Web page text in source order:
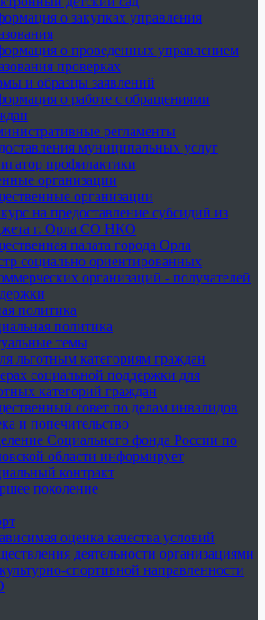
о закупках управления
о проведенных управлением
проверках
и образцы заявлений
о работе с обращениями
регламенты
муниципальных услуг
профилактики
организации
организации
на предоставление субсидий из
г. Орла СО НКО
палата города Орла
социально ориентированных
организаций - получателей
политика
политика
темы
льготным категориям граждан
социальной поддержки для
категорий граждан
совет по делам инвалидов
и попечительство
Социального фонда России по
области информирует
контракт
поколение
оценка качества условий
деятельности организациями
спортивной направленности